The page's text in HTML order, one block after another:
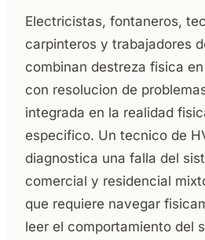
Electricistas, fontaneros,
carpinteros y trabajadores
combinan destreza fisica
con resolucion de
integrada en la realidad
especifico. Un tecnico de
diagnostica una falla del
comercial y residencial
que requiere navegar
leer el comportamiento del